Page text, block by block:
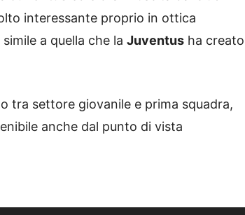
interessante proprio in ottica
a quella che la Juventus ha creato
tra settore giovanile e prima squadra,
anche dal punto di vista